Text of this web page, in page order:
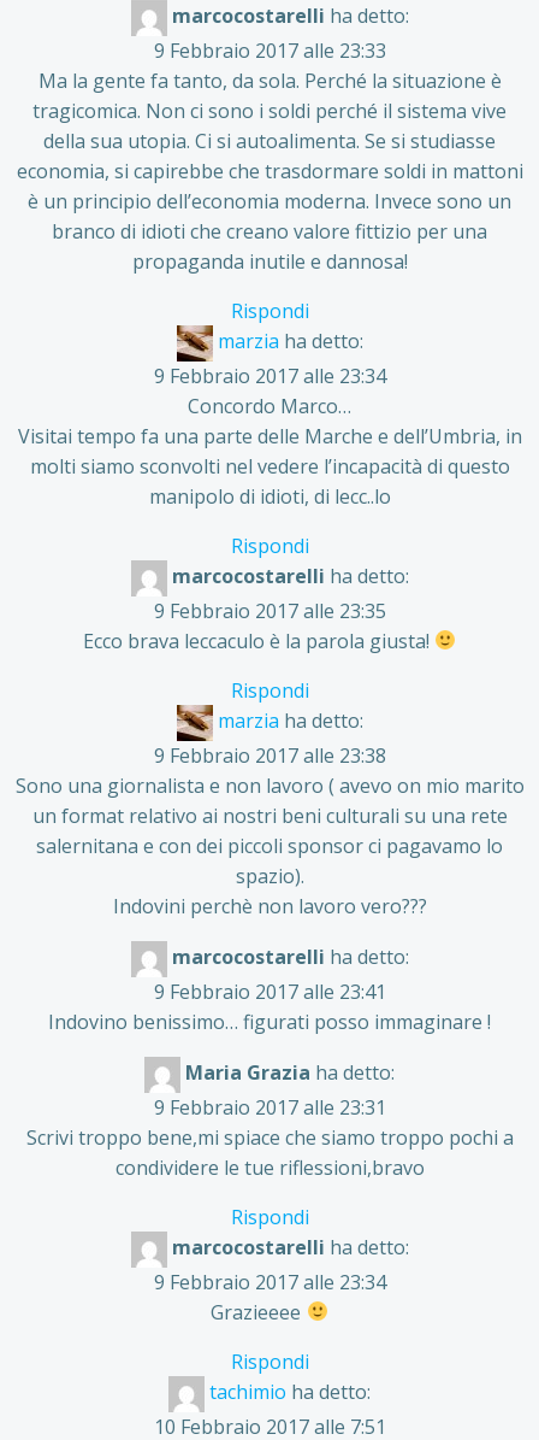
marcocostarelli ha detto:
9 Febbraio 2017 alle 23:33
Ma la gente fa tanto, da sola. Perché la situazione è
tragicomica. Non ci sono i soldi perché il sistema vive
della sua utopia. Ci si autoalimenta. Se si studiasse
economia, si capirebbe che trasdormare soldi in mattoni
è un principio dell’economia moderna. Invece sono un
branco di idioti che creano valore fittizio per una
propaganda inutile e dannosa!
Rispondi
marzia ha detto:
9 Febbraio 2017 alle 23:34
Concordo Marco…
Visitai tempo fa una parte delle Marche e dell’Umbria, in
molti siamo sconvolti nel vedere l’incapacità di questo
manipolo di idioti, di lecc..lo
Rispondi
marcocostarelli ha detto:
9 Febbraio 2017 alle 23:35
Ecco brava leccaculo è la parola giusta!
Rispondi
marzia ha detto:
9 Febbraio 2017 alle 23:38
Sono una giornalista e non lavoro ( avevo on mio marito
un format relativo ai nostri beni culturali su una rete
salernitana e con dei piccoli sponsor ci pagavamo lo
spazio).
Indovini perchè non lavoro vero???
marcocostarelli ha detto:
9 Febbraio 2017 alle 23:41
Indovino benissimo… figurati posso immaginare !
Maria Grazia ha detto:
9 Febbraio 2017 alle 23:31
Scrivi troppo bene,mi spiace che siamo troppo pochi a
condividere le tue riflessioni,bravo
Rispondi
marcocostarelli ha detto:
9 Febbraio 2017 alle 23:34
Grazieeee
Rispondi
tachimio ha detto:
10 Febbraio 2017 alle 7:51